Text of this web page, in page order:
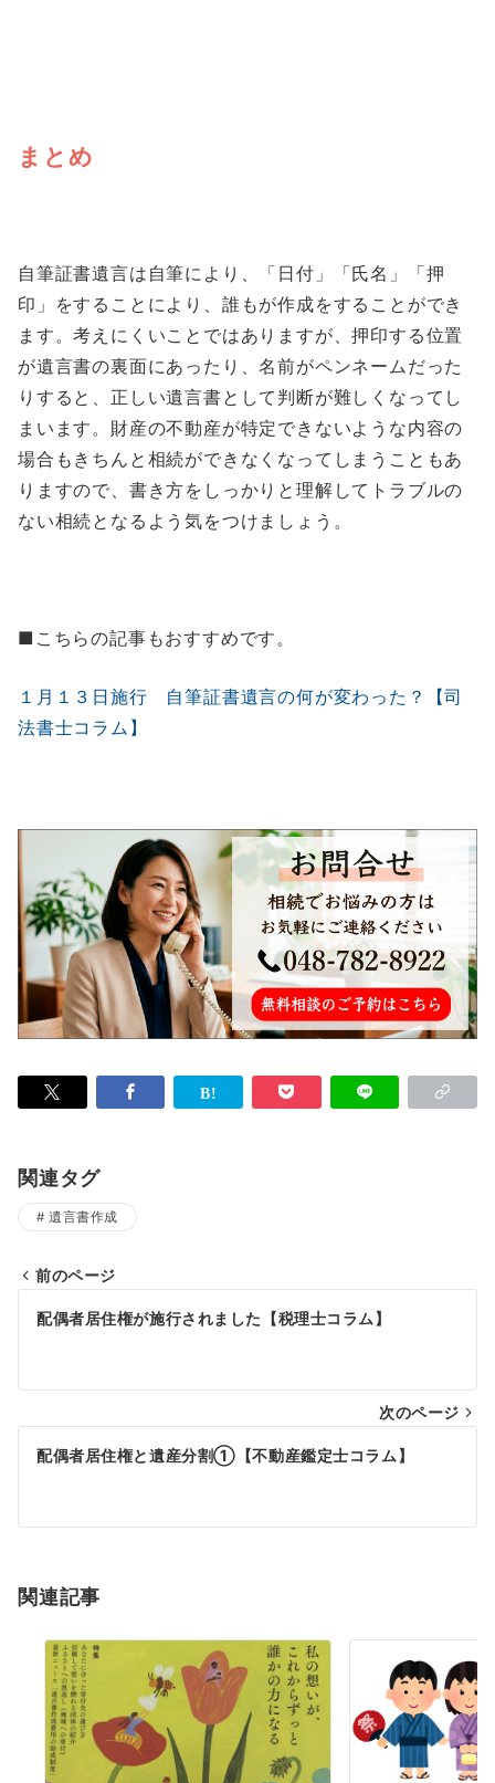
まとめ
自筆証書遺言は自筆により、「日付」「氏名」「押
印」をすることにより、誰もが作成をすることができ
ます。考えにくいことではありますが、押印する位置
が遺言書の裏面にあったり、名前がペンネームだった
りすると、正しい遺言書として判断が難しくなってし
まいます。財産の不動産が特定できないような内容の
場合もきちんと相続ができなくなってしまうこともあ
りますので、書き方をしっかりと理解してトラブルの
ない相続となるよう気をつけましょう。
■こちらの記事もおすすめです。
１月１３日施行 自筆証書遺言の何が変わった？【司
法書士コラム】
関連タグ
遺言書作成
投
ビ
ゲ
シ
ン
前のページ
配偶者居住権が施行されました【税理士コラム】
次のページ
配偶者居住権と遺産分割①【不動産鑑定士コラム】
関連記事